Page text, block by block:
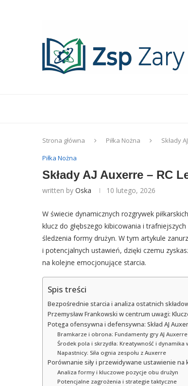
Strona główna Piłka Nożna
Składy
Piłka Nożna
Składy AJ Auxerre – RC
written by Oska 10 lutego, 2026
W świecie dynamicznych rozgrywek
klucz do głębszego kibicowania i
śledzenia formy drużyn. W tym artykule
i potencjalnych ustawień, dzięki czemu
na kolejne emocjonujące starcia.
Spis treści
Bezpośrednie starcia i analiza ostatnich
Przemysław Frankowski w centrum uwagi:
Potęga ofensywna i defensywna: Skład AJ
Bramkarze i obrona: Fundamenty gry AJ Auxerre
Środek pola i skrzydła: Kreatywność i dynamika
Napastnicy: Siła ognia zespołu z Auxerre
Porównanie siły i przewidywane ustawienie na
Analiza formy i kluczowe pozycje obu drużyn
Potencjalne zagrożenia i strategie taktyczne